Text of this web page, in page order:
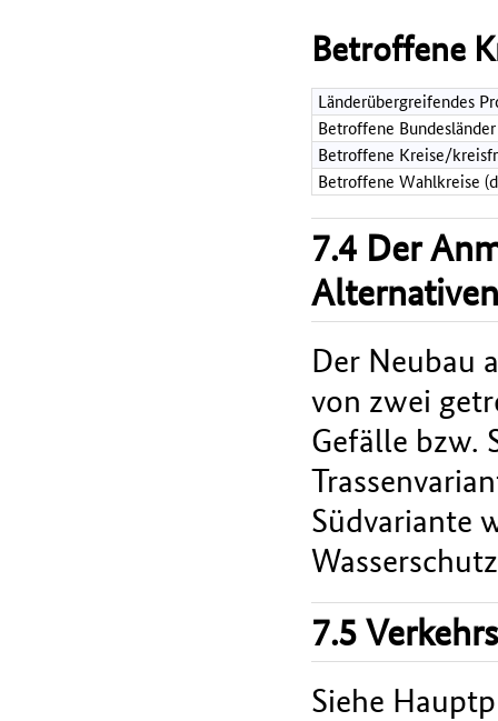
Betroffene
Länderübergreifendes
Betroffene Bundesländer
Betroffene Kreise/
Betroffene Wahlkreise
7.4 Der
Der Neubau
von zwei
Gefälle bzw.
Südvariante
7.5
Siehe